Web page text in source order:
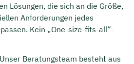
Lösungen, die sich an die Größe,
Anforderungen jedes
Kein „One-size-fits-all“-
Unser Beratungsteam besteht aus